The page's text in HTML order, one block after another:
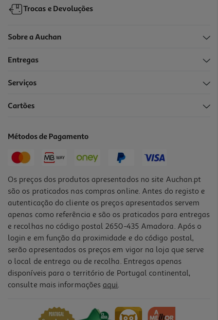
Trocas e Devoluções
Sobre a Auchan
Entregas
Serviços
Cartões
Métodos de Pagamento
Os preços dos produtos apresentados no site Auchan.pt
são os praticados nas compras online. Antes do registo e
autenticação do cliente os preços apresentados servem
apenas como referência e são os praticados para entregas
e recolhas no código postal 2650-435 Amadora. Após o
login e em função da proximidade e do código postal,
serão apresentados os preços em vigor na loja que serve
o local de entrega ou de recolha. Entregas apenas
disponíveis para o território de Portugal continental,
consulte mais informações aqui.